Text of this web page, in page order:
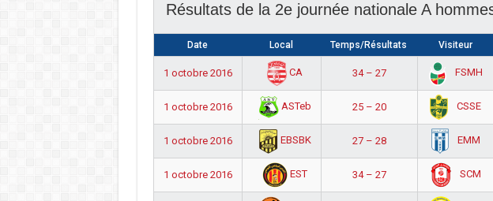
Résultats de la 2e journée nationale A
Date Local Temps/Résultats Visiteur
1 octobre 2016 CA 34 – 27 FSMH
1 octobre 2016 ASTeb 25 – 20 CSSE
1 octobre 2016 EBSBK 27 – 28 EMM
1 octobre 2016 EST 34 – 27 SCM